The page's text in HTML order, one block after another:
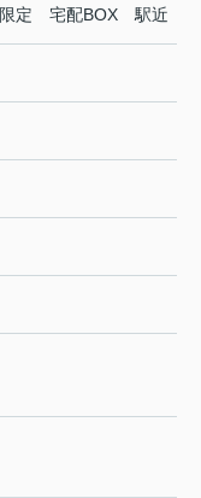
定 宅配BOX 駅近